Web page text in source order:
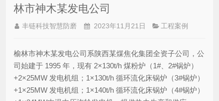
林市神木某发电公司
丰链科技智慧防磨 2023年11月21日 工程案例
榆林市神木某发电公司系陕西某煤焦化集团全资子公司，公
司始建于 1995 年，现有 2×130t/h 煤粉炉（1#、2#锅炉）
+2×25MW 发电机组；1×130t/h 循环流化床锅炉（3#锅炉）
+1×25MW 发电机组；1×140t/h 循环流化床锅炉（4#锅炉）